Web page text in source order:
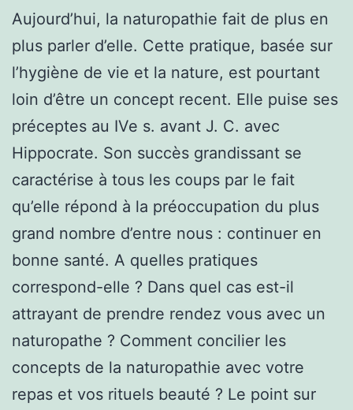
Aujourd’hui, la naturopathie fait de plus en
plus parler d’elle. Cette pratique, basée sur
l’hygiène de vie et la nature, est pourtant
loin d’être un concept recent. Elle puise ses
préceptes au IVe s. avant J. C. avec
Hippocrate. Son succès grandissant se
caractérise à tous les coups par le fait
qu’elle répond à la préoccupation du plus
grand nombre d’entre nous : continuer en
bonne santé. A quelles pratiques
correspond-elle ? Dans quel cas est-il
attrayant de prendre rendez vous avec un
naturopathe ? Comment concilier les
concepts de la naturopathie avec votre
repas et vos rituels beauté ? Le point sur